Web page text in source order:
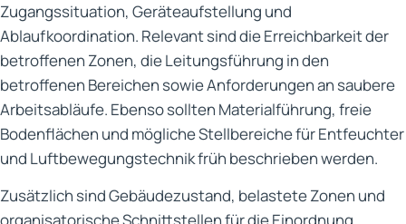
Zugangssituation, Geräteaufstellung und
Ablaufkoordination. Relevant sind die Erreichbarkeit der
betroffenen Zonen, die Leitungsführung in den
betroffenen Bereichen sowie Anforderungen an saubere
Arbeitsabläufe. Ebenso sollten Materialführung, freie
Bodenflächen und mögliche Stellbereiche für Entfeuchter
und Luftbewegungstechnik früh beschrieben werden.
Zusätzlich sind Gebäudezustand, belastete Zonen und